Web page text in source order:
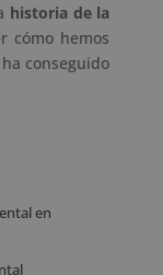
historia de la
cómo hemos
conseguido
en